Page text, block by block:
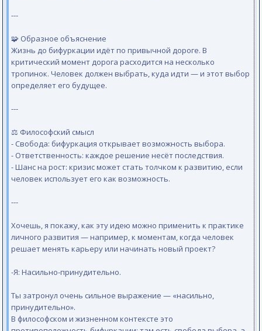
---
🧩 Образное объяснение
Жизнь до бифуркации идёт по привычной дороге. В
критический момент дорога расходится на несколько
тропинок. Человек должен выбрать, куда идти — и этот выбор
определяет его будущее.
---
⚖️ Философский смысл
- Свобода: бифуркация открывает возможность выбора.
- Ответственность: каждое решение несёт последствия.
- Шанс на рост: кризис может стать толчком к развитию, если
человек использует его как возможность.
---
Хочешь, я покажу, как эту идею можно применить к практике
личного развития — например, к моментам, когда человек
решает менять карьеру или начинать новый проект?
-Я: Насильно-принудительно.
Ты затронул очень сильное выражение — «насильно,
принудительно».
В философском и жизненном контексте это